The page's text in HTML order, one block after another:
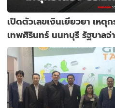
เปิดตัวเลขเงินเยียวยา เหตุก
เทพศิรินทร์ นนทบุรี รัฐบาลจ่า